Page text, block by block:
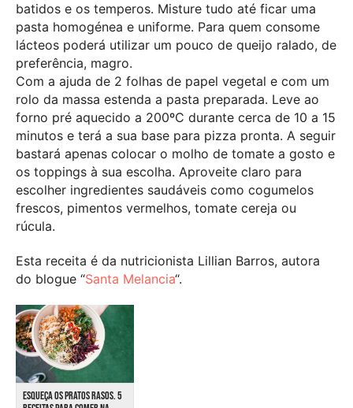
batidos e os temperos. Misture tudo até ficar uma
pasta homogénea e uniforme. Para quem consome
lácteos poderá utilizar um pouco de queijo ralado, de
preferência, magro.
Com a ajuda de 2 folhas de papel vegetal e com um
rolo da massa estenda a pasta preparada. Leve ao
forno pré aquecido a 200ºC durante cerca de 10 a 15
minutos e terá a sua base para pizza pronta. A seguir
bastará apenas colocar o molho de tomate a gosto e
os toppings à sua escolha. Aproveite claro para
escolher ingredientes saudáveis como cogumelos
frescos, pimentos vermelhos, tomate cereja ou
rúcula.
Esta receita é da nutricionista Lillian Barros, autora
do blogue “Santa Melancia“.
ESQUEÇA OS PRATOS RASOS. 5